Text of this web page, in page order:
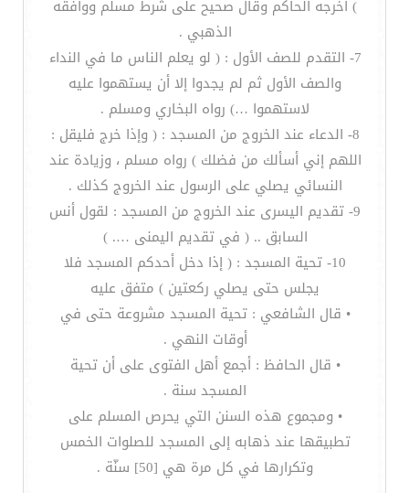
) أخرجه الحاكم وقال صحيح على شرط مسلم ووافقه
الذهبي .
7- التقدم للصف الأول : ( لو يعلم الناس ما في النداء
والصف الأول ثم لم يجدوا إلا أن يستهموا عليه
لاستهموا …) رواه البخاري ومسلم .
8- الدعاء عند الخروج من المسجد : ( وإذا خرج فليقل :
اللهم إني أسألك من فضلك ) رواه مسلم ، وزيادة عند
النسائي يصلي على الرسول عند الخروج كذلك .
9- تقديم اليسرى عند الخروج من المسجد : لقول أنس
السابق .. ( في تقديم اليمنى …. )
10- تحية المسجد : ( إذا دخل أحدكم المسجد فلا
يجلس حتى يصلي ركعتين ) متفق عليه
• قال الشافعي : تحية المسجد مشروعة حتى في
أوقات النهي .
• قال الحافظ : أجمع أهل الفتوى على أن تحية
المسجد سنة .
• ومجموع هذه السنن التي يحرص المسلم على
تطبيقها عند ذهابه إلى المسجد للصلوات الخمس
وتكرارها في كل مرة هي [50] سنّة .